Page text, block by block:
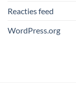
Reacties feed
WordPress.org